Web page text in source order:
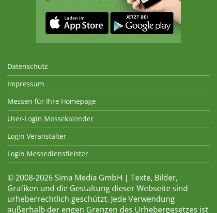
Datenschutz
Impressum
Messen für Ihre Homepage
User-Login Messekalender
Login Veranstalter
Login Messedienstleister
© 2008-2026 Sima Media GmbH | Texte, Bilder,
Grafiken und die Gestaltung dieser Webseite sind
urheberrechtlich geschützt. Jede Verwendung
außerhalb der engen Grenzen des Urhebergesetzes ist